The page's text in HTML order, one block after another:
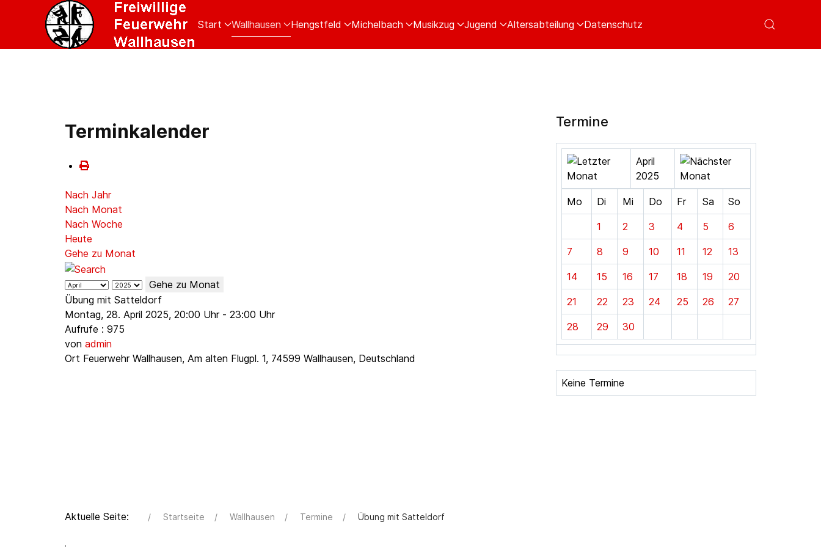
Start Wallhausen Hengstfeld Michelbach Musikzug Jugend Altersabteilung Datenschutz
Terminkalender
Nach Jahr
Nach Monat
Nach Woche
Heute
Gehe zu Monat
Gehe zu Monat
Übung mit Satteldorf
Montag, 28. April 2025, 20:00 Uhr - 23:00 Uhr
Aufrufe : 975
von admin
Ort Feuerwehr Wallhausen, Am alten Flugpl. 1, 74599 Wallhausen, Deutschland
Termine
April
2025
Mo Di Mi Do Fr Sa So
1 2 3 4 5 6
7 8 9 10 11 12 13
14 15 16 17 18 19 20
21 22 23 24 25 26 27
28 29 30
Keine Termine
Aktuelle Seite: Startseite Wallhausen Termine Übung mit Satteldorf